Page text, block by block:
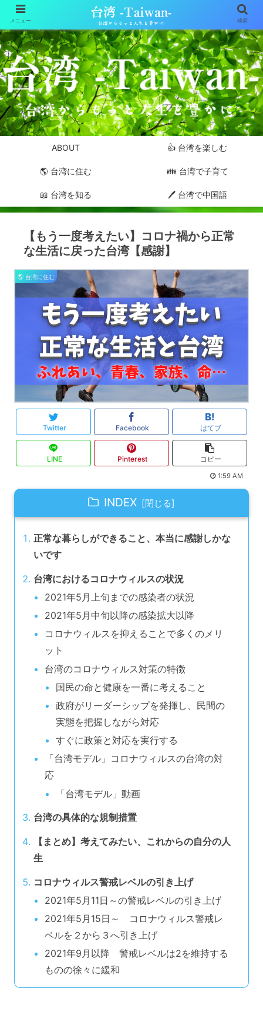
ABOUT 👍 台湾を楽しむ
🌎 台湾に住む 👪 台湾で子育て
📖 台湾を知る 🖊 台湾で中国語
【もう一度考えたい】コロナ禍から正常
な生活に戻った台湾【感謝】
🌎 台湾に住む
Twitter Facebook はてブ
LINE Pinterest コピー
1:59 AM
INDEX
正常な暮らしができること、本当に感謝しかな
いです
台湾におけるコロナウィルスの状況
2021年5月上旬までの感染者の状況
2021年5月中旬以降の感染拡大以降
コロナウィルスを抑えることで多くのメリ
ット
台湾のコロナウィルス対策の特徴
国民の命と健康を一番に考えること
政府がリーダーシップを発揮し、民間の
実態を把握しながら対応
すぐに政策と対応を実行する
「台湾モデル」コロナウィルスの台湾の対
応
「台湾モデル」動画
台湾の具体的な規制措置
【まとめ】考えてみたい、これからの自分の人
生
コロナウィルス警戒レベルの引き上げ
2021年5月11日～の警戒レベルの引き上げ
2021年5月15日～ コロナウィルス警戒レ
ベルを２から３へ引き上げ
2021年9月以降 警戒レベルは2を維持する
ものの徐々に緩和
メニュー 検索